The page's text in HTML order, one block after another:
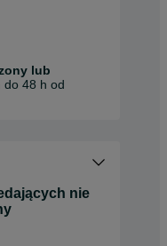
lub
do 48 h od
nie